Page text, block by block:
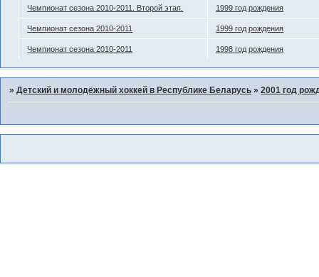
Чемпионат сезона 2010-2011. Второй этап. 1999 год рождения
Чемпионат сезона 2010-2011 1999 год рождения
Чемпионат сезона 2010-2011 1998 год рождения
»Детский и молодёжный хоккей в Республике Беларусь »2001 год